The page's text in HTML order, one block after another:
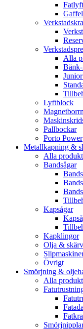
Fatlyft
Alla
Lyftblock
Pallbockar
Porto Power
Metallkapning &
Alla
Bandsågar
Kapsågar
Kapklingor
Olja &
Övrigt
Smörjning &
Alla